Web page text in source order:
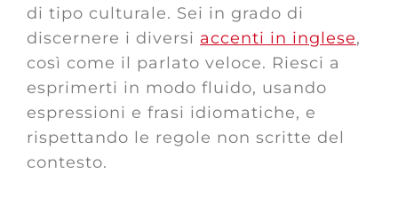
di tipo culturale. Sei in grado di
discernere i diversi accenti in inglese,
così come il parlato veloce. Riesci a
esprimerti in modo fluido, usando
espressioni e frasi idiomatiche, e
rispettando le regole non scritte del
contesto.